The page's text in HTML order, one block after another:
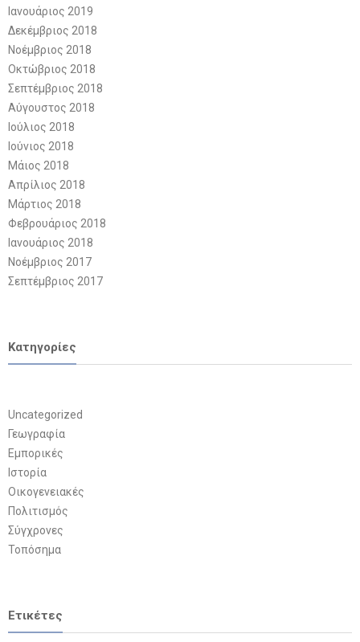
Ιανουάριος 2019
Δεκέμβριος 2018
Νοέμβριος 2018
Οκτώβριος 2018
Σεπτέμβριος 2018
Αύγουστος 2018
Ιούλιος 2018
Ιούνιος 2018
Μάιος 2018
Απρίλιος 2018
Μάρτιος 2018
Φεβρουάριος 2018
Ιανουάριος 2018
Νοέμβριος 2017
Σεπτέμβριος 2017
Kατηγορίες
Uncategorized
Γεωγραφία
Εμπορικές
Ιστορία
Οικογενειακές
Πολιτισμός
Σύγχρονες
Τοπόσημα
Ετικέτες